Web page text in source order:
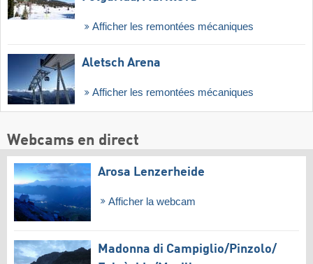
Afficher les remontées mécaniques
Aletsch Arena
Afficher les remontées mécaniques
Webcams en direct
Arosa Lenzerheide
Afficher la webcam
Madonna di Campiglio/​Pinzolo/​